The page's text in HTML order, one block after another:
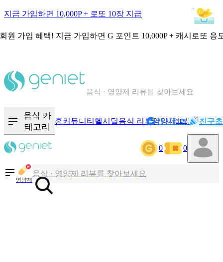
지금 가입하면 10,000P + 로또 10장 지급
원 가입 혜택! 지금 가입하면 G 포인트 10,000P + 캐시로또 응
음식 · 영양제 리뷰를 찾아보세요
음식 카
테고리
홈커뮤니티 헬시딜음식 리뷰영양제NEW기록
캐시리뷰 친구
0 0
영양제
칼로리와 영양성분을 검색해보세요
혈당 · 다이어트 음식 검색해보세요
음식 · 영양제 리뷰를 찾아보세요